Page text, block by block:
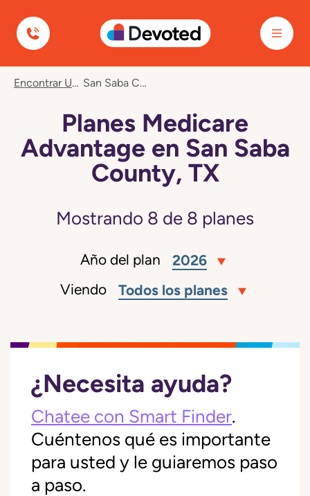
Devoted Health
Encontrar Un Plan San Saba County, TX
Planes Medicare
Advantage en San Saba
County, TX
Mostrando 8 de 8 planes
Año del plan 2026
Viendo Todos los planes
¿Necesita ayuda?
Chatee con Smart Finder.
Cuéntenos qué es importante
para usted y le guiaremos paso
a paso.